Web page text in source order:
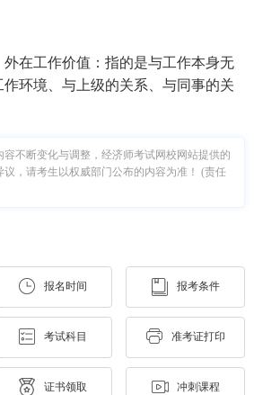
在工作价值：指的是与工作本身无
环境、与上级的关系、与同事的关
不断变化与调整，经济师考试网校网站提供的
议，请考生以权威部门公布的内容为准！ (责任
报名时间 报考条件
考试科目 准考证打印
证书领取 冲刺课程